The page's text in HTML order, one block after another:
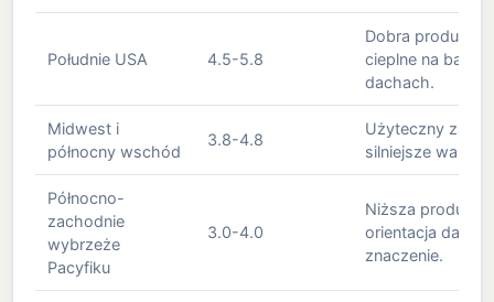
Południe USA 4.5-5.8
Dobra
cieplne na
dachach.
Midwest i
północny wschód
3.8-4.8
Użyteczny
silniejsze
Północno-
zachodnie
wybrzeże
Pacyfiku
3.0-4.0
Niższa
orientacja dachu
znaczenie.